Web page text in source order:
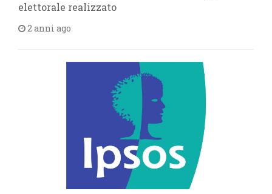
elettorale realizzato
2 anni ago